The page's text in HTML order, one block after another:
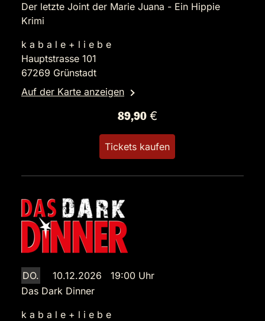
Der letzte Joint der Marie Juana - Ein Hippie
Krimi
k a b a l e + l i e b e
Hauptstrasse 101
67269 Grünstadt
Auf der Karte anzeigen
89,90 €
Tickets kaufen
DO.
10.12.2026 19:00 Uhr
Das Dark Dinner
k a b a l e + l i e b e